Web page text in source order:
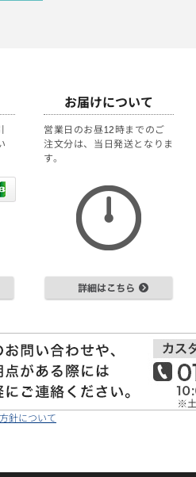
お届けについて
営業日のお昼12時までのご
注文分は、当日発送となりま
す。
針について